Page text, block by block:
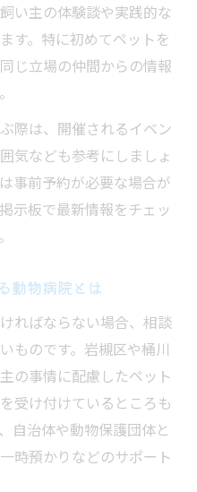
い主の体験談や実践的な
す。特に初めてペットを
じ立場の仲間からの情報
際は、開催されるイベン
気なども参考にしましょ
事前予約が必要な場合が
示板で最新情報をチェッ
動物病院とは
ればならない場合、相談
ものです。岩槻区や桶川
の事情に配慮したペット
受け付けているところも
自治体や動物保護団体と
時預かりなどのサポート